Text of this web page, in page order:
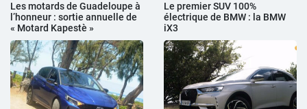
Les motards de Guadeloupe à
l’honneur : sortie annuelle de
« Motard Kapestè »
Le premier SUV 100%
électrique de BMW : la BMW
iX3